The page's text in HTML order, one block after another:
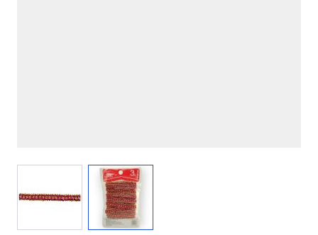
View larger imageView larger image